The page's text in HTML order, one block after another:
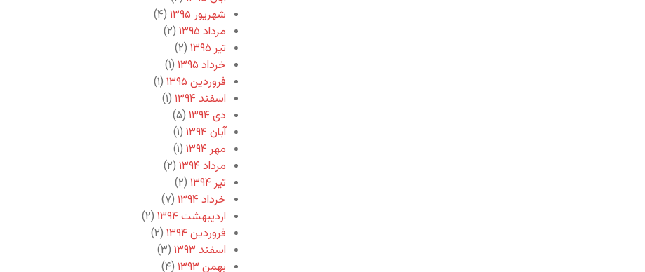
شهریور ۱۳۹۵
(۴)
مرداد ۱۳۹۵
(۲)
تیر ۱۳۹۵
(۲)
خرداد ۱۳۹۵
(۱)
فروردین ۱۳۹۵
(۱)
اسفند ۱۳۹۴
(۱)
دی ۱۳۹۴
(۵)
آبان ۱۳۹۴
(۱)
مهر ۱۳۹۴
(۱)
مرداد ۱۳۹۴
(۲)
تیر ۱۳۹۴
(۲)
خرداد ۱۳۹۴
(۷)
اردیبهشت ۱۳۹۴
(۲)
فروردین ۱۳۹۴
(۲)
اسفند ۱۳۹۳
(۳)
بهمن ۱۳۹۳
(۴)